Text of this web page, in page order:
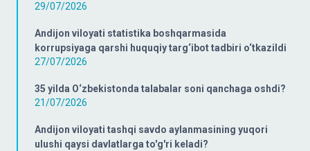
29/07/2026
Andijon viloyati statistika boshqarmasida
korrupsiyaga qarshi huquqiy targ‘ibot tadbiri o‘tkazildi
27/07/2026
35 yilda O‘zbekistonda talabalar soni qanchaga oshdi?
21/07/2026
Andijon viloyati tashqi savdo aylanmasining yuqori
ulushi qaysi davlatlarga to'g'ri keladi?